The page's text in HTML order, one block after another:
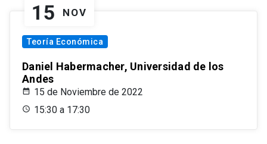
15 NOV
Teoría Económica
Daniel Habermacher, Universidad de los
Andes
15 de Noviembre de 2022
15:30 a 17:30